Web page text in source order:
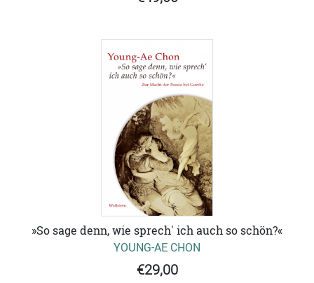
»So sage denn, wie sprech' ich auch so schön?«
YOUNG-AE CHON
€29,00